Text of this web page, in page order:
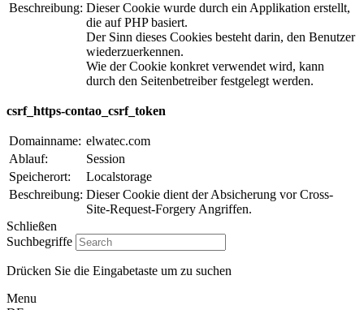
Beschreibung: Dieser Cookie wurde durch ein Applikation erstellt,
die auf PHP basiert.
Der Sinn dieses Cookies besteht darin, den Benutzer
wiederzuerkennen.
Wie der Cookie konkret verwendet wird, kann
durch den Seitenbetreiber festgelegt werden.
csrf_https-contao_csrf_token
Domainname: elwatec.com
Ablauf:
Session
Speicherort:
Localstorage
Beschreibung: Dieser Cookie dient der Absicherung vor Cross-
Site-Request-Forgery Angriffen.
Schließen
Suchbegriffe
Drücken Sie die Eingabetaste um zu suchen
Menu